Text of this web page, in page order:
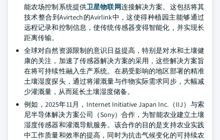
能农场控制系统提供卫星物联网连接解决方案。这包括将其
技术整合到Avirtech的Avirlink中，这使得种植园主能够通过
远程记录和控制信息，使传统传感器变得智能化，并实现长
距离传输。
全球对自然资源限制的意识日益提高，特别是对水和土壤健
康的关注，加速了传感器解决方案的采用，这些解决方案旨
在将可持续性融入生产系统。在易受影响的地区部署的精准
土壤湿度探头，通过将灌溉量与作物实际需求同步，大幅减
少灌溉量，从而延长土壤湿度储备。
例如，2025年11月，Internet Initiative Japan Inc.（IIJ）与索
尼半导体解决方案公司（Sony）合作，为智能农业建立土壤
湿度传感器和灌溉导航服务。该合作的目的是支持农业实践
中工作质量和效率的提高，同时为抗击气候变化的可持续农